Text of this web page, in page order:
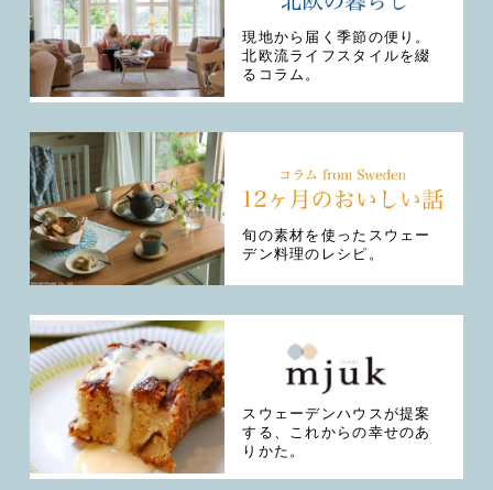
現地から届く季節の便り。
北欧流ライフスタイルを綴
るコラム。
旬の素材を使ったスウェー
デン料理のレシピ。
スウェーデンハウスが提案
する、これからの幸せのあ
りかた。